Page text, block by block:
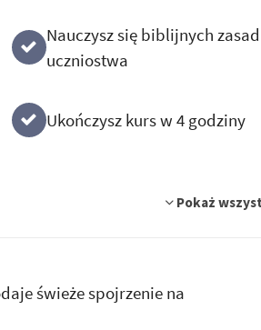
Nauczysz się biblijnych zasad
uczniostwa
Ukończysz kurs w 4 godziny
Pokaż
świeże spojrzenie na